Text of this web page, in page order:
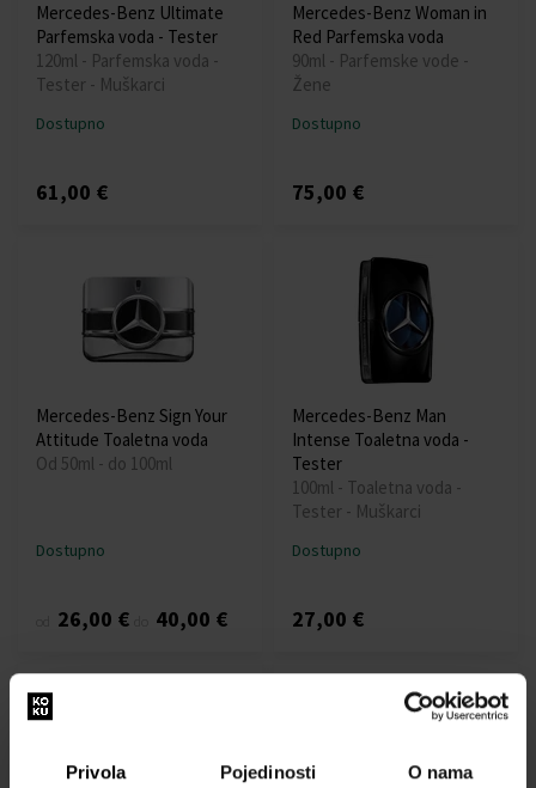
Privola Pojedinosti O nama
Mercedes-Benz Ultimate
Parfemska voda - Tester
120ml - Parfemska voda -
Tester - Muškarci
Dostupno
61,00 €
Mercedes-Benz Woman in
Red Parfemska voda
90ml - Parfemske vode -
Žene
Dostupno
75,00 €
Mercedes-Benz Sign Your
Attitude Toaletna voda
Od 50ml - do 100ml
Dostupno
26,00 € 40,00 €
Mercedes-Benz Man
Intense Toaletna voda -
Tester
100ml - Toaletna voda -
Tester - Muškarci
Dostupno
27,00 €